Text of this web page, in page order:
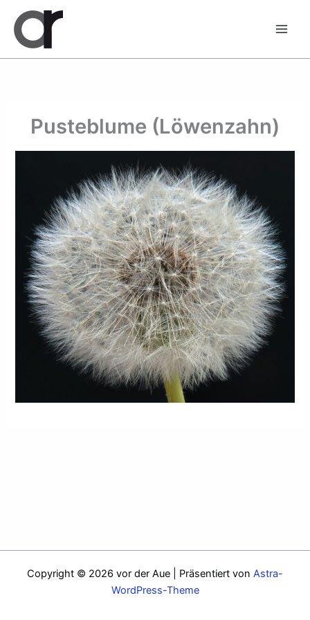
Inhalt
springen
Pusteblume (Löwenzahn)
Copyright © 2026 vor der Aue | Präsentiert von Astra-
WordPress-Theme